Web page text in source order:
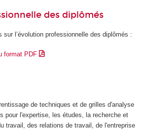
des diplômés
sur l’évolution professionnelle des diplômés :
format PDF
de techniques et de grilles d'analyse
pour l'expertise, les études, la recherche et
travail, des relations de travail, de l'entreprise